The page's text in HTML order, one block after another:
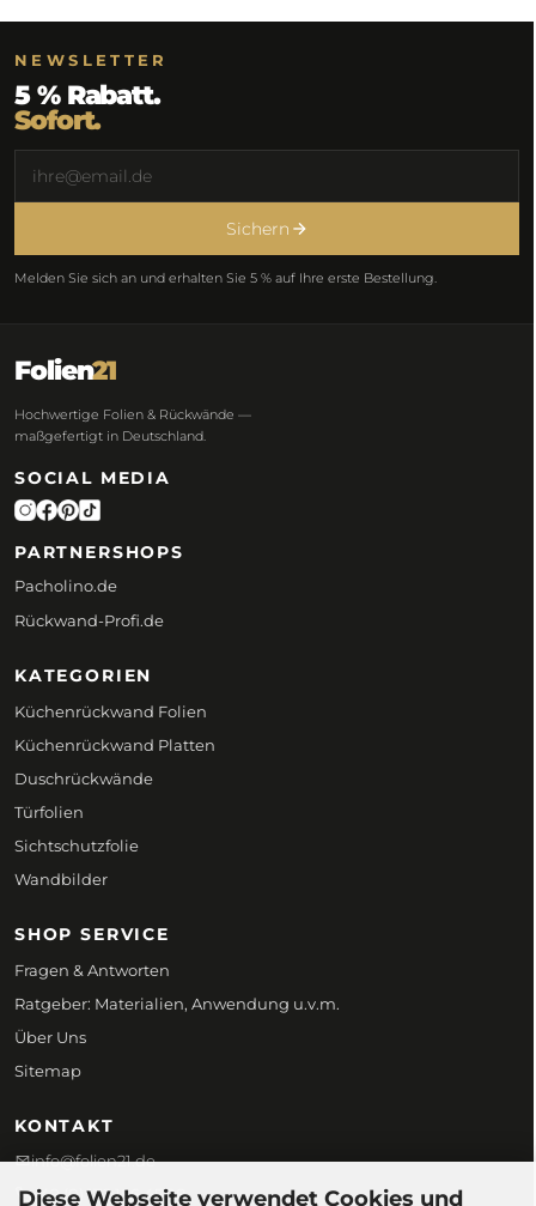
Diese Webseite verwendet Cookies und
NEWSLETTER
5 % Rabatt.
Sofort.
Sichern
Melden Sie sich an und erhalten Sie 5 % auf Ihre erste Bestellung.
Folien21
Hochwertige Folien & Rückwände —
maßgefertigt in Deutschland.
SOCIAL MEDIA
PARTNERSHOPS
Pacholino.de
Rückwand-Profi.de
KATEGORIEN
Küchenrückwand Folien
Küchenrückwand Platten
Duschrückwände
Türfolien
Sichtschutzfolie
Wandbilder
SHOP SERVICE
Fragen & Antworten
Ratgeber: Materialien, Anwendung u.v.m.
Über Uns
Sitemap
KONTAKT
info@folien21.de
+49 (0) 172 186 45 98